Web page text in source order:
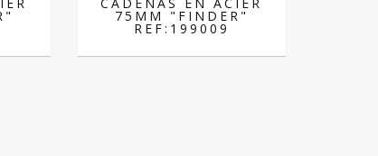
75MM "FINDER"
REF:199009